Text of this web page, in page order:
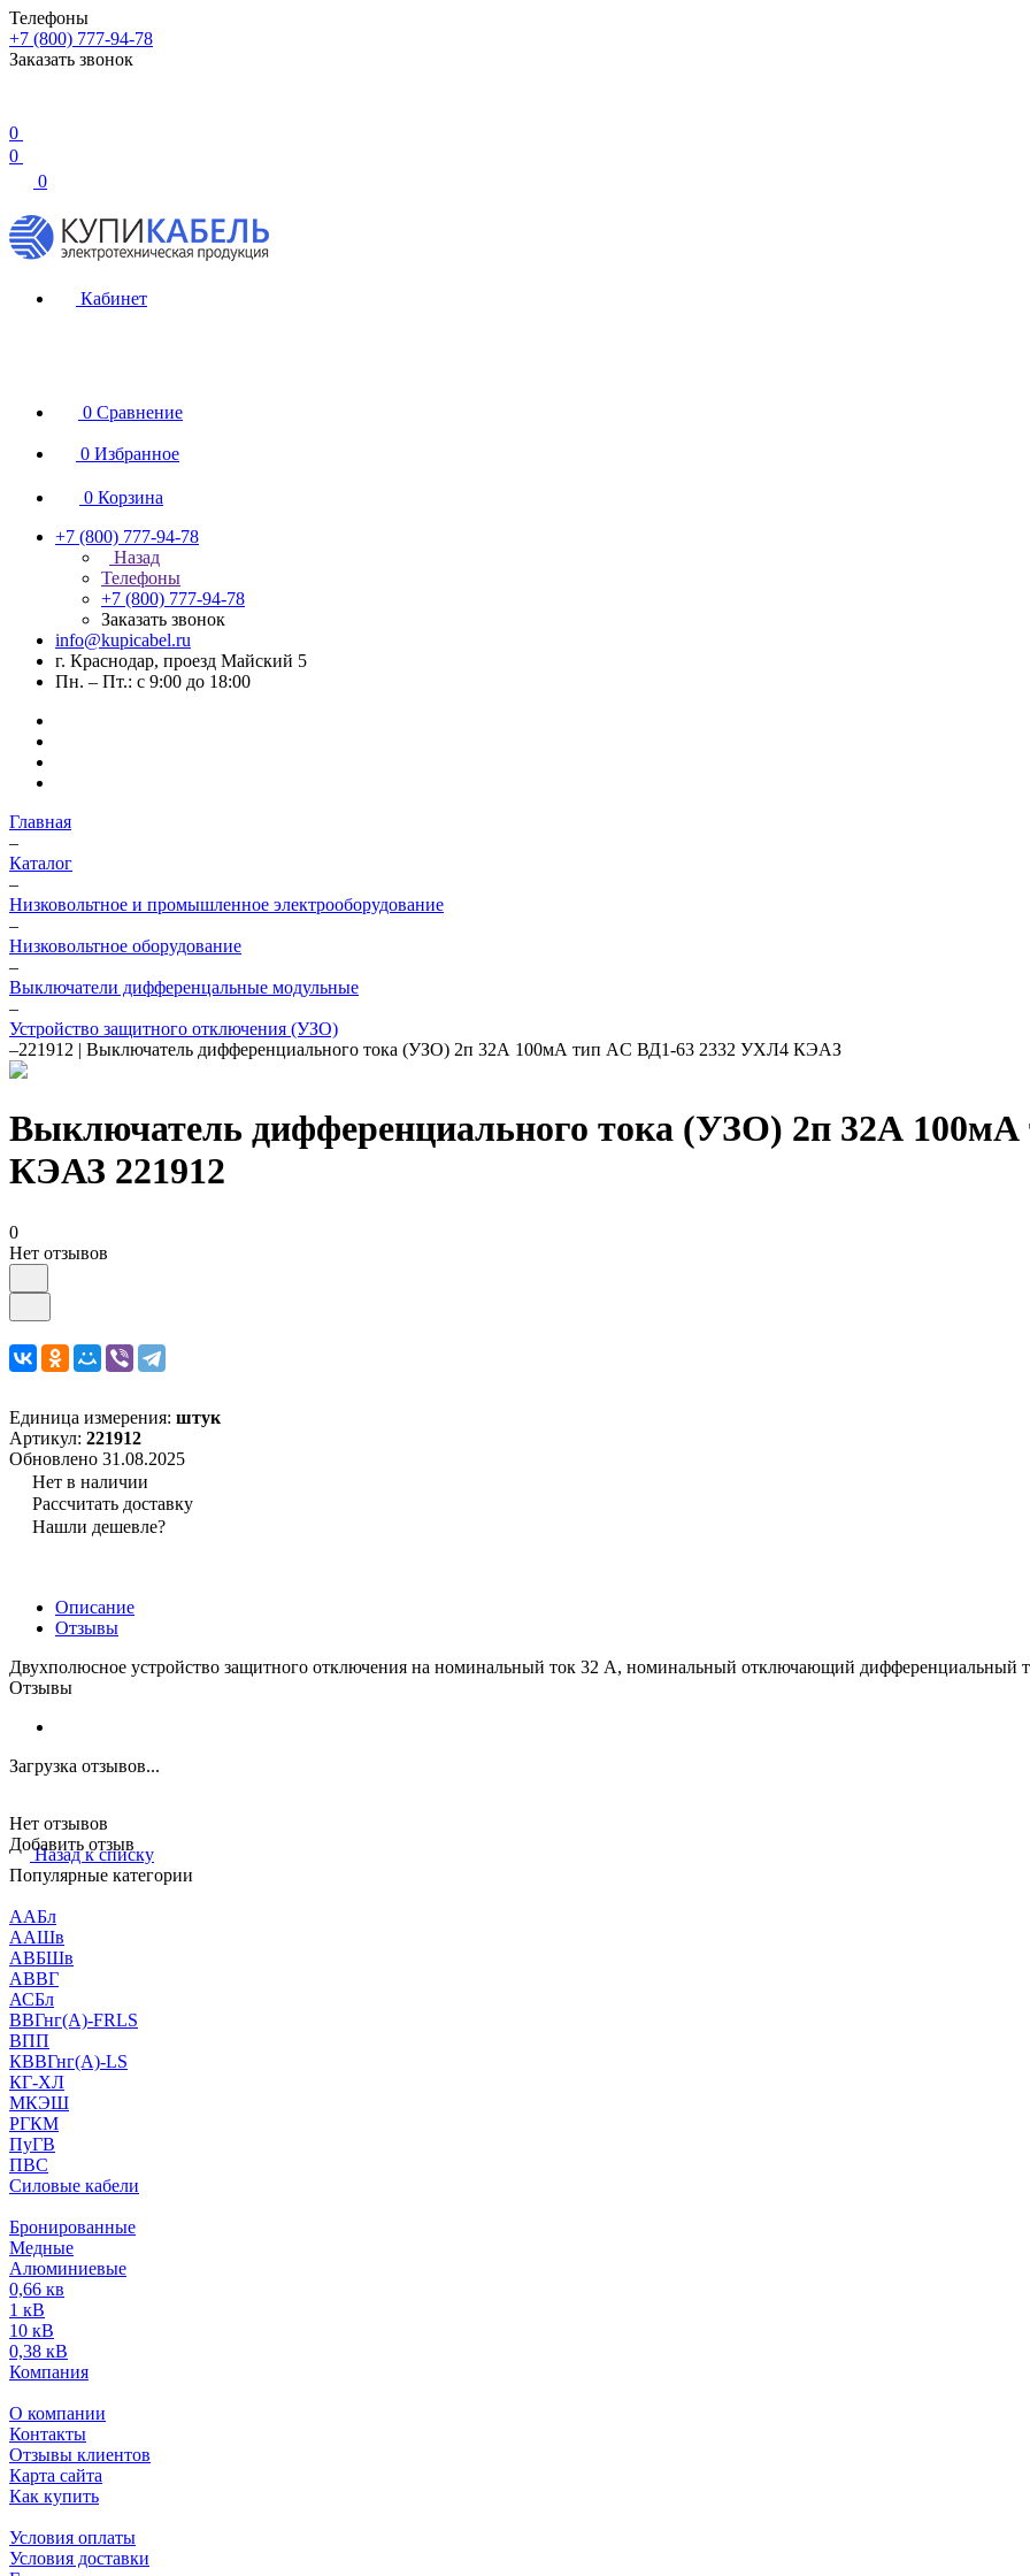
Телефоны
+7 (800) 777-94-78
Заказать звонок
0
0
0
Кабинет
0 Сравнение
0 Избранное
0 Корзина
+7 (800) 777-94-78
Назад
Телефоны
+7 (800) 777-94-78
Заказать звонок
info@kupicabel.ru
г. Краснодар, проезд Майский 5
Пн. – Пт.: с 9:00 до 18:00
Главная
–
Каталог
–
Низковольтное и промышленное электрооборудование
–
Низковольтное оборудование
–
Выключатели дифференцальные модульные
–
Устройство защитного отключения (УЗО)
–221912 | Выключатель дифференциального тока (УЗО) 2п 32А 100мА тип AC ВД1-63 2332 УХЛ4 КЭАЗ
Выключатель дифференциального тока (УЗО) 2п 32А
КЭАЗ 221912
0
Нет отзывов
Единица измерения: штук
Артикул: 221912
Обновлено 31.08.2025
Нет в наличии
Рассчитать доставку
Нашли дешевле?
Описание
Отзывы
Двухполюсное устройство защитного отключения на номинальный ток 32 А, номинальный отключающий дифференциальный
Отзывы
Загрузка отзывов...
Нет отзывов
Добавить отзыв
Назад к списку
Популярные категории
ААБл
ААШв
АВБШв
АВВГ
АСБл
ВВГнг(А)-FRLS
ВПП
КВВГнг(А)-LS
КГ-ХЛ
МКЭШ
РГКМ
ПуГВ
ПВС
Силовые кабели
Бронированные
Медные
Алюминиевые
0,66 кв
1 кВ
10 кВ
0,38 кВ
Компания
О компании
Контакты
Отзывы клиентов
Карта сайта
Как купить
Условия оплаты
Условия доставки